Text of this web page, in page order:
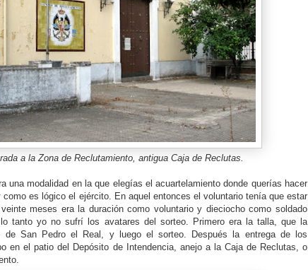
a la Zona de Reclutamiento, antigua Caja de Reclutas.
una modalidad en la que elegías el acuartelamiento donde querías hacer
es lógico el ejército. En aquel entonces el voluntario tenía que estar
meses era la duración como voluntario y dieciocho como soldado
tanto yo no sufrí los avatares del sorteo. Primero era la talla, que la
de San Pedro el Real, y luego el sorteo. Después la entrega de los
en el patio del Depósito de Intendencia, anejo a la Caja de Reclutas, o